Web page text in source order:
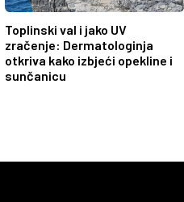
Toplinski val i jako UV
zračenje: Dermatologinja
otkriva kako izbjeći opekline i
sunčanicu